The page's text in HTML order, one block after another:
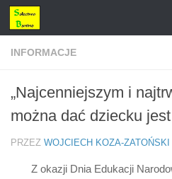
Przejdź do treści
INFORMACJE
„Najcenniejszym i
można dać dziecku jest
PRZEZ WOJCIECH KOZA-ZATOŃSKI
Z okazji Dnia Edukacji